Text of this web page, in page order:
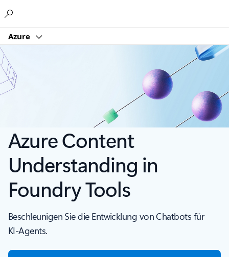
Azure
Azure Content
Understanding in
Foundry Tools
Beschleunigen Sie die Entwicklung von Chatbots für
KI-Agents.